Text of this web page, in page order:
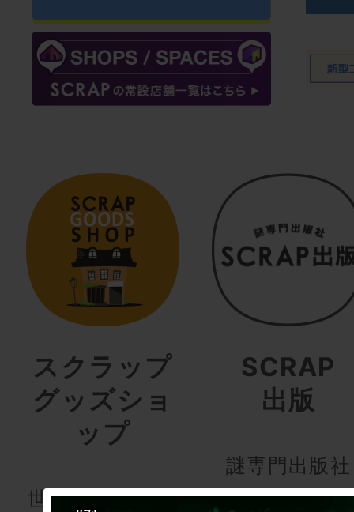
スクラップ
グッズショ
ップ
世界でここにし
SCRAP
出版
謎専門出版社